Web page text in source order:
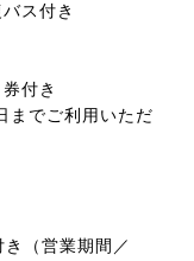
ス付き
付き
までご利用いただ
（営業期間／